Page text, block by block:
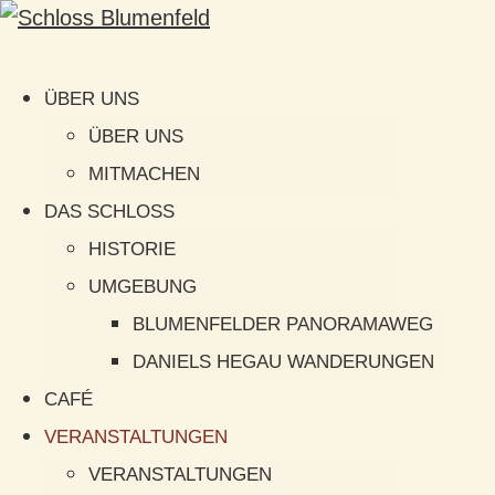
ÜBER UNS
ÜBER UNS
MITMACHEN
DAS SCHLOSS
HISTORIE
UMGEBUNG
BLUMENFELDER PANORAMAWEG
DANIELS HEGAU WANDERUNGEN
CAFÉ
VERANSTALTUNGEN
VERANSTALTUNGEN